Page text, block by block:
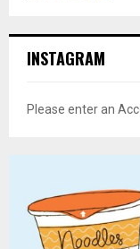
INSTAGRAM
Please enter an